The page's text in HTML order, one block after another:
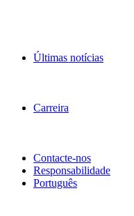
Últimas notícias
Carreira
Contacte-nos
Responsabilidade
Português